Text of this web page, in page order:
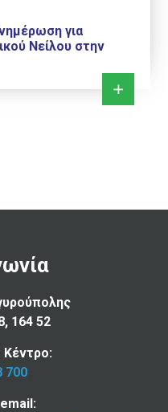
για
Νείλου στην
164 52
700